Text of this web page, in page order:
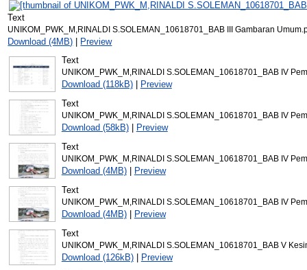
Text
UNIKOM_PWK_M,RINALDI S.SOLEMAN_10618701_BAB III Gambaran
Download (4MB) | Preview
Text
UNIKOM_PWK_M,RINALDI S.SOLEMAN_10618701_BAB IV
Download (118kB)|
Preview
Text
UNIKOM_PWK_M,RINALDI S.SOLEMAN_10618701_BAB IV
Download (58kB)|
Preview
Text
UNIKOM_PWK_M,RINALDI S.SOLEMAN_10618701_BAB IV
Download (4MB)|
Preview
Text
UNIKOM_PWK_M,RINALDI S.SOLEMAN_10618701_BAB IV
Download (4MB)|
Preview
Text
UNIKOM_PWK_M,RINALDI S.SOLEMAN_10618701_BAB V
Download (126kB)| Preview